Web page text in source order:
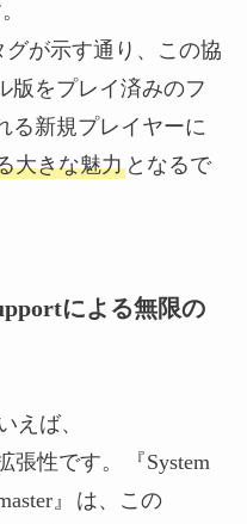
グが示す通り、この協
版をプレイ済みのフ
る新規プレイヤーに
大きな魅力となるで
による無限の
えば、
張性です。
『System
』
は、この